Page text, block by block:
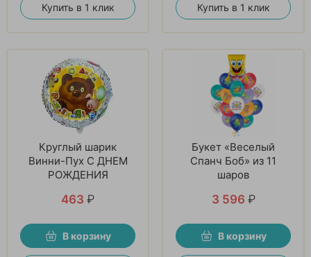
Купить в 1 клик Купить в 1 клик
Круглый шарик
Винни-Пух С ДНЕМ
РОЖДЕНИЯ
463 ₽
В корзину
Букет «Веселый
Спанч Боб» из 11
шаров
3 596 ₽
В корзину